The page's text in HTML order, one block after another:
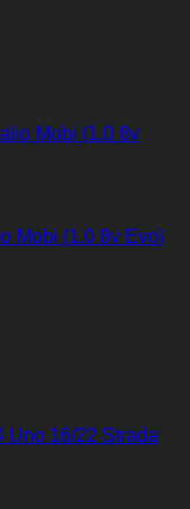
Mobi (1.0 8v Evo)